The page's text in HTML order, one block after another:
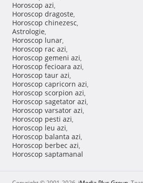
Horoscop azi,
Horoscop dragoste,
Horoscop chinezesc,
Astrologie,
Horoscop lunar,
Horoscop rac azi,
Horoscop gemeni azi,
Horoscop fecioara azi,
Horoscop taur azi,
Horoscop capricorn azi,
Horoscop scorpion azi,
Horoscop sagetator azi,
Horoscop varsator azi,
Horoscop pesti azi,
Horoscop leu azi,
Horoscop balanta azi,
Horoscop berbec azi,
Horoscop saptamanal